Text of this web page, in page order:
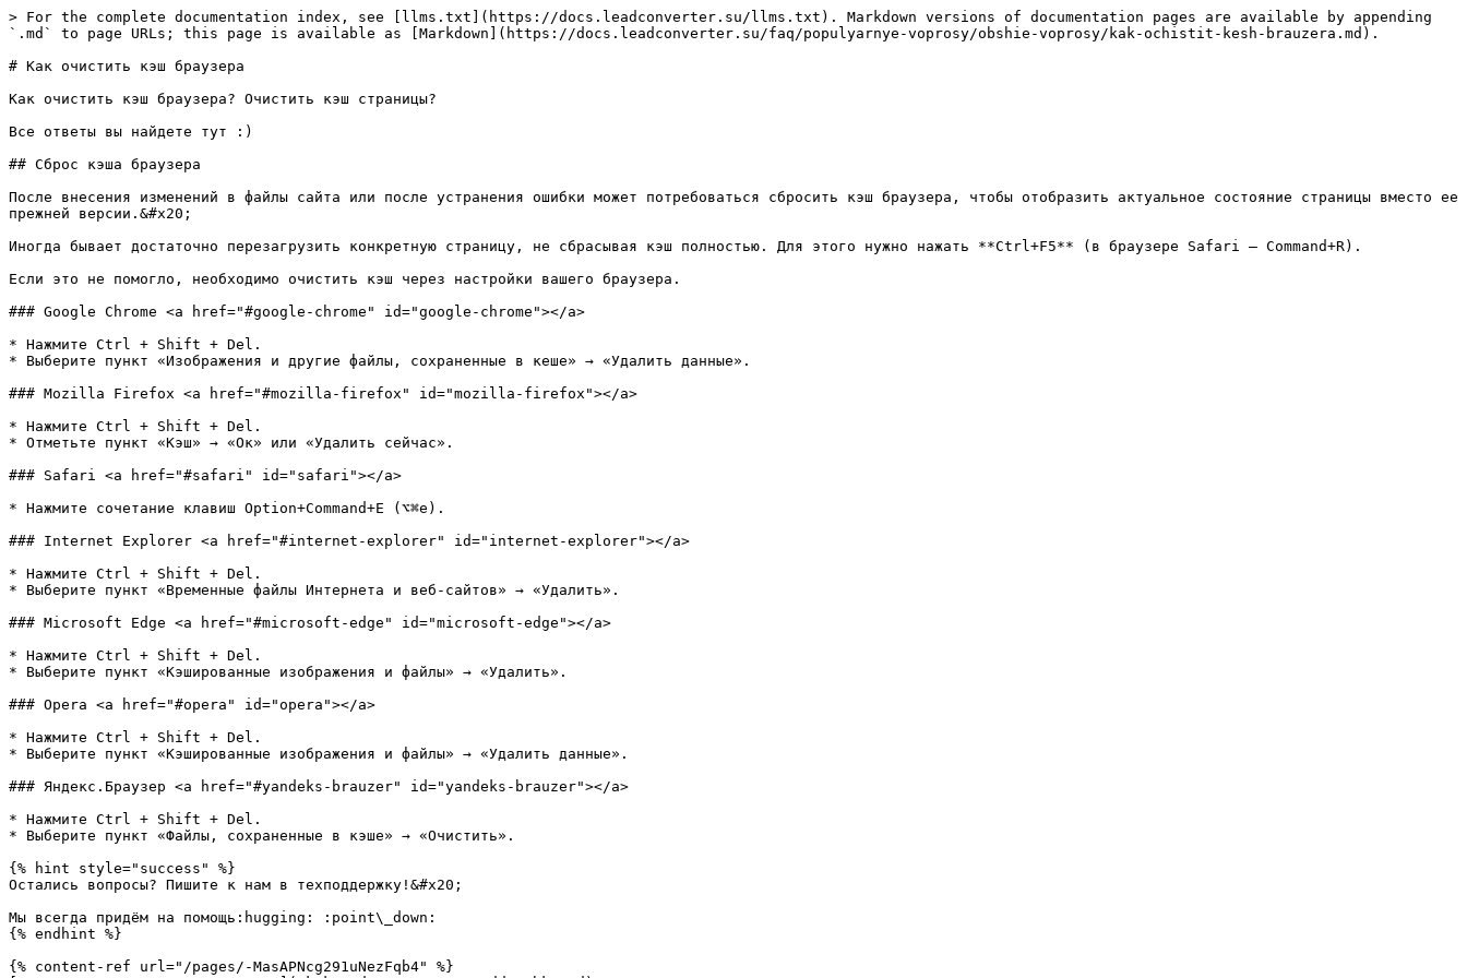
> For the complete documentation index, see [llms.txt](https://docs.leadconverter.su/llms.txt). Markdown versions of documentation pages are available by appending
`.md` to page URLs; this page is available as [Markdown](https://docs.leadconverter.su/faq/populyarnye-voprosy/obshie-voprosy/kak-ochistit-kesh-brauzera.md).
# Как очистить кэш браузера
Как очистить кэш браузера? Очистить кэш страницы?
Все ответы вы найдете тут :)
## Сброс кэша браузера
После внесения изменений в файлы сайта или после устранения ошибки может потребоваться сбросить кэш браузера, чтобы отобразить актуальное состояние страницы вместо ее
прежней версии.&#x20;
Иногда бывает достаточно перезагрузить конкретную страницу, не сбрасывая кэш полностью. Для этого нужно нажать **Ctrl+F5** (в браузере Safari — Command+R).
Если это не помогло, необходимо очистить кэш через настройки вашего браузера.
### Google Chrome <a href="#google-chrome" id="google-chrome"></a>
* Нажмите Ctrl + Shift + Del.
* Выберите пункт «Изображения и другие файлы, сохраненные в кеше» → «Удалить данные».
### Mozilla Firefox <a href="#mozilla-firefox" id="mozilla-firefox"></a>
* Нажмите Ctrl + Shift + Del.
* Отметьте пункт «Кэш» → «Ок» или «Удалить сейчас».
### Safari <a href="#safari" id="safari"></a>
* Нажмите сочетание клавиш Option+Command+E (⌥⌘e).
### Internet Explorer <a href="#internet-explorer" id="internet-explorer"></a>
* Нажмите Ctrl + Shift + Del.
* Выберите пункт «Временные файлы Интернета и веб-сайтов» → «Удалить».
### Microsoft Edge <a href="#microsoft-edge" id="microsoft-edge"></a>
* Нажмите Ctrl + Shift + Del.
* Выберите пункт «Кэшированные изображения и файлы» → «Удалить».
### Opera <a href="#opera" id="opera"></a>
* Нажмите Ctrl + Shift + Del.
* Выберите пункт «Кэшированные изображения и файлы» → «Удалить данные».
### Яндекс.Браузер <a href="#yandeks-brauzer" id="yandeks-brauzer"></a>
* Нажмите Ctrl + Shift + Del.
* Выберите пункт «Файлы, сохраненные в кэше» → «Очистить».
{% hint style="success" %}
Остались вопросы? Пишите к нам в техподдержку!&#x20;
Мы всегда придём на помощь:hugging: :point\_down:
{% endhint %}
{% content-ref url="/pages/-MasAPNcg291uNezFqb4" %}